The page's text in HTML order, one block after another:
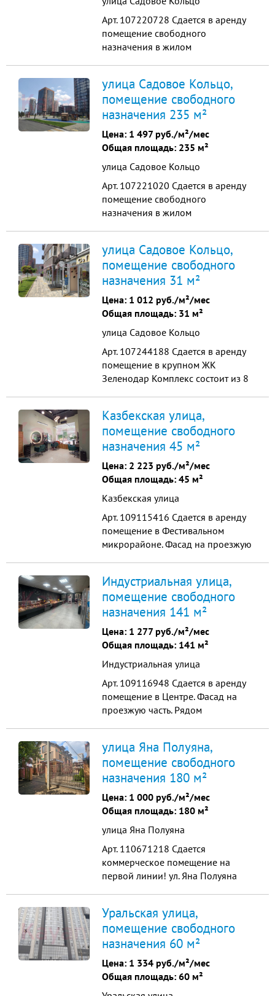
Арт. 107220728 Сдается в аренду
помещение свободного
назначения в жилом
экологически чистом пригороде
Краснодара. Состоит из 8 литеров
15-17 этажей и 2358 квартир. С
населением более 6 000 человек. В
ближайшем окружении несколько
коттеджных ...
улица Садовое Кольцо,
помещение свободного
назначения 235 м²
Цена: 1 497 руб./м²/мес
Общая площадь: 235 м²
улица Садовое Кольцо
Арт. 107221020 Сдается в аренду
помещение свободного
назначения в жилом
экологически чистом пригороде
Краснодара. Состоит из 8 литеров
15-17 этажей и 2358 квартир. С
населением более 6 000 человек. В
ближайшем окружении несколько
коттеджных ...
улица Садовое Кольцо,
помещение свободного
назначения 31 м²
Цена: 1 012 руб./м²/мес
Общая площадь: 31 м²
улица Садовое Кольцо
Арт. 107244188 Сдается в аренду
помещение в крупном ЖК
Зеленодар Комплекс состоит из 8
человек. В ближайшем окружении
несколько коттеджных
поселковобщая площадь 31,37
кв.м. мокрая точка высокие
потолки 3 м. удобная планировка
...
Казбекская улица,
помещение свободного
назначения 45 м²
Цена: 2 223 руб./м²/мес
Общая площадь: 45 м²
Казбекская улица
Арт. 109115416 Сдается в аренду
помещение в Фестивальном
микрорайоне. Фасад на проезжую
потолки 3,4 м. 3 фазы, мощность 15
кВт, своя входная группа
витражные окна Вся торговая
линейка заполнена арендаторами.
В э...
Индустриальная улица,
помещение свободного
назначения 141 м²
Цена: 1 277 руб./м²/мес
Общая площадь: 141 м²
Индустриальная улица
Арт. 109116948 Сдается в аренду
помещение в Центре. Фасад на
проезжую часть. Рядом
141,3 кв.м. торговый зал 70 кв.м.
ремонт сан.узел потолки 3,1 м. 3
фазы, мощность 15 кВт, своя
входная группа Вся торговая
линейка заполнена арен...
улица Яна Полуяна,
помещение свободного
назначения 180 м²
Цена: 1 000 руб./м²/мес
Общая площадь: 180 м²
улица Яна Полуяна
Арт. 110671218 Сдается
коммерческое помещение на
первой линии! ул. Яна Полуяна
населенный район! Огромный
пеший трафик, рядом детский сад
школа микрорайон Фестивальный
площадь 180м2 коммуникации
центральные электричество 20 кВ...
Уральская улица,
помещение свободного
назначения 60 м²
Цена: 1 334 руб./м²/мес
Общая площадь: 60 м²